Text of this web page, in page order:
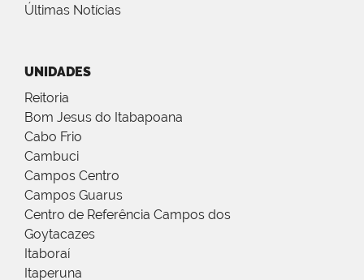
Últimas Notícias
UNIDADES
Reitoria
Bom Jesus do Itabapoana
Cabo Frio
Cambuci
Campos Centro
Campos Guarus
Centro de Referência Campos dos
Goytacazes
Itaboraí
Itaperuna